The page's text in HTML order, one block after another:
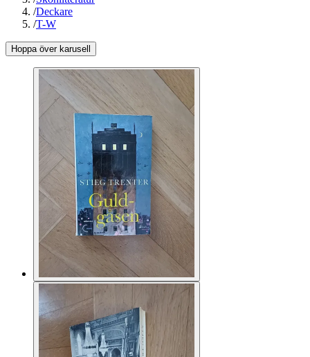
/Deckare
/T-W
Hoppa över karusell